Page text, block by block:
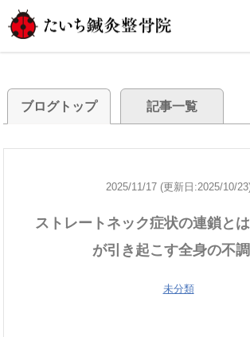
ブログトップ 記事一覧
2025/11/17 (更新日:2025/10/
ストレートネック症状の連鎖と
が引き起こす全身の不調
未分類